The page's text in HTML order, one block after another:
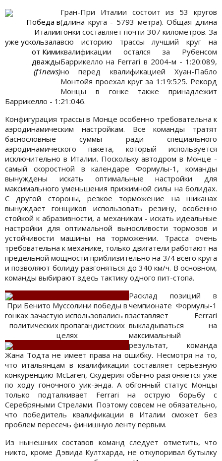
Победа в
Италии
уже ускользала
от Кими
дважды
(f1news)
Гран-При Италии состоит из 53 кругов
(длина круга - 5793 метра). Общая длина
гонки составляет почти 307 километров. За
всю историю трассы лучший круг на
квалификации остался за Рубенсом
Баррикелло на Ferrari в 2004-м - 1:20:089,
но перед квалификацией Хуан-Пабло
Монтойя проехал круг за 1:19:525. Рекорд
Монцы в гонке также принадлежит
Баррикелло - 1:21:046.
Конфигурация трассы в Монце особенно требовательна к
аэродинамическим настройкам. Все команды тратят
баснословные суммы ради специального
аэродинамического пакета, который используется
исключительно в Италии. Поскольку автодром в Монце -
самый скоростной в календаре Формулы-1, команды
вынуждены искать оптимальные настройки для
максимального уменьшения прижимной силы на болидах.
С другой стороны, резкое торможение на шиканах
вынуждает гонщиков использовать резину, особенно
стойкой к абразивности, а механикам - искать идеальные
настройки для оптимальной выносливости тормозов и
устойчивости машины на торможении. Трасса очень
требовательна к механике, только двигатели работают на
предельной мощности приблизительно на 3/4 всего круга
и позволяют болиду разгоняться до 340 км/ч. В основном,
команды выбирают здесь тактику одного пит-стопа.
При Бенито Муссолини победы в
гонках зачастую использовались в
политических пропагандистских
целях
Расклад позиций в
чемпионате Формулы-1
заставляет Ferrari
выкладываться на
максимальный
результат, команда
Жана Тодта не имеет права на ошибку. Несмотря на то,
что итальянцам в квалификации составляет серьезную
конкуренцию McLaren, Скудерия обычно разгоняется уже
по ходу гоночного уик-энда. А обгонный статус Монцы
только подталкивает Ferrari на острую борьбу с
Серебряными Стрелами. Поэтому совсем не обязательно,
что победитель квалификации в Италии сможет без
проблем пересечь финишную ленту первым.
Из нынешних составов команд следует отметить, что
никто, кроме Дэвида Култхарда, не откупоривал бутылку